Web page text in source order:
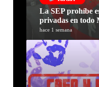
La SEP prohíbe
privadas en todo
hace 1 semana